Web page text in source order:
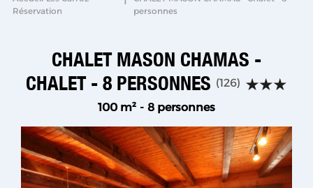
Réservation
personnes
CHALET MASON CHAMAS -
CHALET - 8 PERSONNES (126)
100 m² 8 personnes